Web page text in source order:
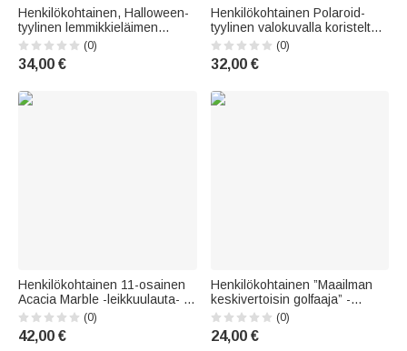
Henkilökohtainen, Halloween-
tyylinen lemmikkieläimen
valokuvalla koristeltu
kurpitsapata-aiheinen
keraaminen kahvimuki, jossa
juhla- ja syntymäpäivälahja
(0)
34,00 €
Henkilökohtainen Polaroid-
tyylinen valokuvalla koristeltu
keraaminen kahvimuki, jossa
on teksti; sopii toimistoon ja
kotiin; ystävyyden ja
ja ystäville
(0)
32,00 €
Henkilökohtainen 11-osainen
Acacia Marble -leikkuulauta- ja
lasinaluset-setti, jossa on nimi
ja alkukirjain; kotikäyttöön,
häälahjaksi tai
(0)
42,00 €
Henkilökohtainen ”Maailman
keskivertoisin golfaaja” -
keraaminen muki, 11 oz tai 15
oz, nimellä ja valokuvalla
varustettu syntymäpäivälahja
(0)
24,00 €